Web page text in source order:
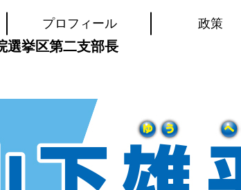
プロフィール 政策
選挙区第二支部長